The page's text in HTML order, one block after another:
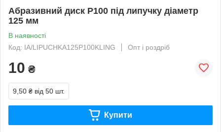
Абразивний диск Р100 під липучку діаметр
125 мм
В наявності
Код: IA/LIPUCHKA125Р100KLING
Опт і роздріб
10 ₴
9,50 ₴ від 50 шт.
Купити